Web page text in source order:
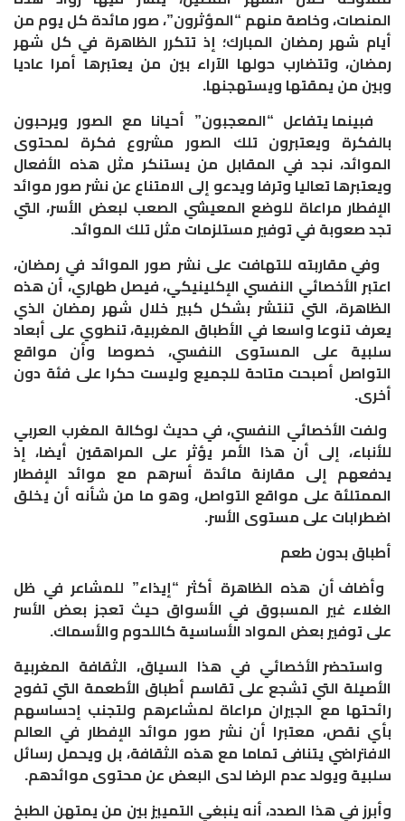
المنصات، وخاصة منهم “المؤثرون”، صور مائدة كل يوم من
أيام شهر رمضان المبارك؛ إذ تتكرر الظاهرة في كل شهر
رمضان، وتتضارب حولها الآراء بين من يعتبرها أمرا عاديا
وبين من يمقتها ويستهجنها.
فبينما يتفاعل “المعجبون” أحيانا مع الصور ويرحبون
بالفكرة ويعتبرون تلك الصور مشروع فكرة لمحتوى
الموائد، نجد في المقابل من يستنكر مثل هذه الأفعال
ويعتبرها تعاليا وترفا ويدعو إلى الامتناع عن نشر صور موائد
الإفطار مراعاة للوضع المعيشي الصعب لبعض الأسر، التي
تجد صعوبة في توفير مستلزمات مثل تلك الموائد.
وفي مقاربته للتهافت على نشر صور الموائد في رمضان،
اعتبر الأخصائي النفسي الإكلينيكي، فيصل طهاري، أن هذه
الظاهرة، التي تنتشر بشكل كبير خلال شهر رمضان الذي
يعرف تنوعا واسعا في الأطباق المغربية، تنطوي على أبعاد
سلبية على المستوى النفسي، خصوصا وأن مواقع
التواصل أصبحت متاحة للجميع وليست حكرا على فئة دون
أخرى.
ولفت الأخصائي النفسي، في حديث لوكالة المغرب العربي
للأنباء، إلى أن هذا الأمر يؤثر على المراهقين أيضا، إذ
يدفعهم إلى مقارنة مائدة أسرهم مع موائد الإفطار
الممتلئة على مواقع التواصل، وهو ما من شأنه أن يخلق
اضطرابات على مستوى الأسر.
أطباق بدون طعم
وأضاف أن هذه الظاهرة أكثر “إيذاء” للمشاعر في ظل
الغلاء غير المسبوق في الأسواق حيث تعجز بعض الأسر
على توفير بعض المواد الأساسية كاللحوم والأسماك.
واستحضر الأخصائي في هذا السياق، الثقافة المغربية
الأصيلة التي تشجع على تقاسم أطباق الأطعمة التي تفوح
رائحتها مع الجيران مراعاة لمشاعرهم ولتجنب إحساسهم
بأي نقص، معتبرا أن نشر صور موائد الإفطار في العالم
الافتراضي يتنافى تماما مع هذه الثقافة، بل ويحمل رسائل
سلبية ويولد عدم الرضا لدى البعض عن محتوى موائدهم.
وأبرز في هذا الصدد، أنه ينبغي التمييز بين من يمتهن الطبخ